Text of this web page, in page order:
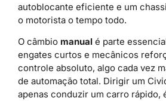
autoblocante eficiente e um
o motorista o tempo todo.
O câmbio manual é parte
engates curtos e mecânicos
controle absoluto, algo cada vez
de automação total. Dirigir um
apenas conduzir um carro rápido,